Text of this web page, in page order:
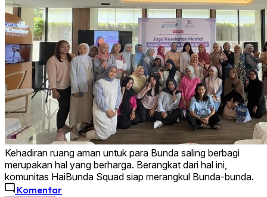
Kehadiran ruang aman untuk para Bunda saling berbagi
merupakan hal yang berharga. Berangkat dari hal ini,
komunitas HaiBunda Squad siap merangkul Bunda-bunda.
Komentar